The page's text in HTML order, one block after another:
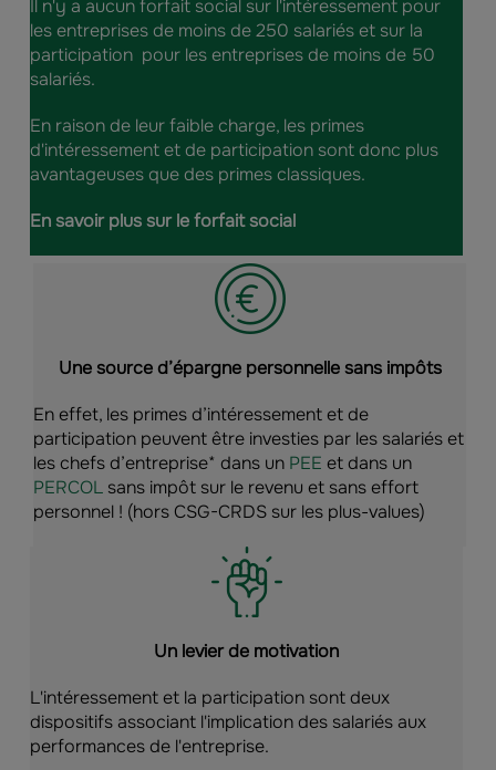
Il n'y a aucun forfait social sur l'intéressement pour
les entreprises de moins de 250 salariés et sur la
participation pour les entreprises de moins de 50
salariés.
En raison de leur faible charge, les primes
d'intéressement et de participation sont donc plus
avantageuses que des primes classiques.
En savoir plus sur le forfait social
Une source d’épargne personnelle sans impôts
En effet, les primes d’intéressement et de
participation peuvent être investies par les salariés et
les chefs d’entreprise* dans un PEE et dans un
PERCOL sans impôt sur le revenu et sans effort
personnel ! (hors CSG-CRDS sur les plus-values)
Un levier de motivation
L'intéressement et la participation sont deux
dispositifs associant l'implication des salariés aux
performances de l'entreprise.